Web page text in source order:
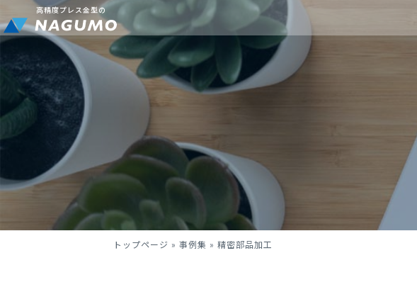
高精度プレス金型の
トップページ » 事例集 » 精密部品加工